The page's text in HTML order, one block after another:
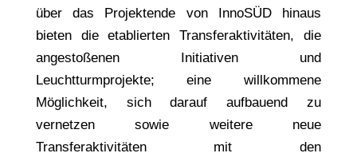
über das Projektende von InnoSÜD hinaus
bieten die etablierten Transferaktivitäten, die
angestoßenen Initiativen und
Leuchtturmprojekte; eine willkommene
Möglichkeit, sich darauf aufbauend zu
vernetzen sowie weitere neue
Transferaktivitäten mit den